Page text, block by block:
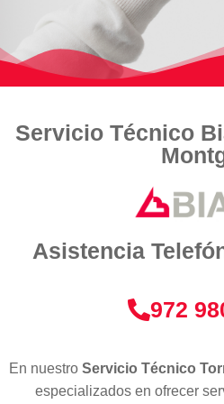
Servicio Técnico
Asistencia
972
En nuestro Servicio Técnico
especializados en ofrecer